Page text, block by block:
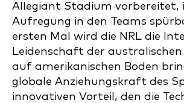
Allegiant Stadium vorbereitet,
Aufregung in den Teams
ersten Mal wird die NRL die
Leidenschaft der australischen
auf amerikanischen Boden
globale Anziehungskraft des
innovativen Vorteil, den die